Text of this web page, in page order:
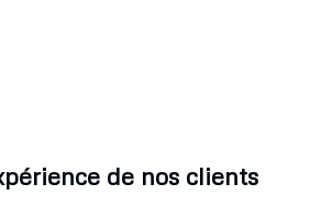
de nos clients